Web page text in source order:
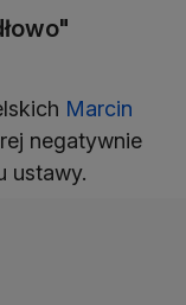
Marcin
negatywnie
ustawy.